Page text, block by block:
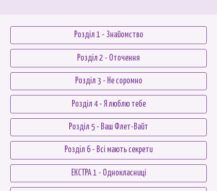
Розділ 1 - Знайомство
Розділ 2 - Оточення
Розділ 3 - Не соромно
Розділ 4 - Я люблю тебе
Розділ 5 - Ваш Флет-Вайт
Розділ 6 - Всі мають секрети
ЕКСТРА 1 - Однокласниці